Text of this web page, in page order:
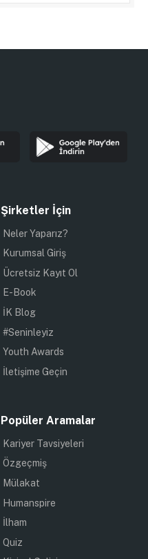
Şirketler İçin
Neler Yaparız?
Kurumsal Giriş
Ücretsiz Kayıt Ol
E-Book
İK Blog
#Seninleyiz
Youth Awards
İletişime Geçin
Popüler Aramalar
Kariyer Tavsiyeleri
Özgeçmiş
Mülakat
Humanspire
İlham
Quiz